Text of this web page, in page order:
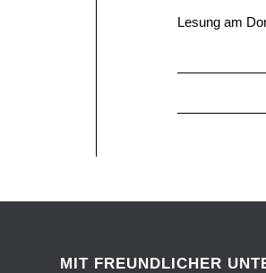
Lesung am
MIT FREUNDLICHER